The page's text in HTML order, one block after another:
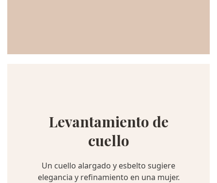
Levantamiento de
cuello
Un cuello alargado y esbelto sugiere
elegancia y refinamiento en una mujer.